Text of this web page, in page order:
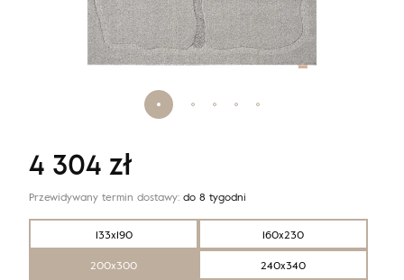
133x190
160x230
200x300
240x340
4 304 zł
Przewidywany termin dostawy: do 8 tygodni